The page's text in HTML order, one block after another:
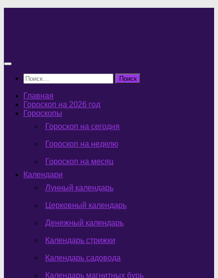
Найти:
Главная
Гороскоп на 2026 год
Гороскопы
Гороскоп на сегодня
Гороскоп на неделю
Гороскоп на месяц
Календари
Лунный календарь
Церковный календарь
Денежный календарь
Календарь стрижки
Календарь садовода
Календарь магнитных бурь